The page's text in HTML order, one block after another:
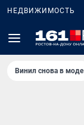
НЕДВИЖИМОСТЬ
Винил снова в моде